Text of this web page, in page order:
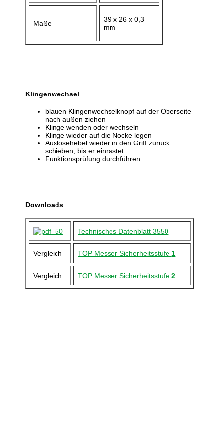
Maße
39 x 26 x 0,3
mm
Klingenwechsel
blauen Klingenwechselknopf auf der Oberseite
nach außen ziehen
Klinge wenden oder wechseln
Klinge wieder auf die Nocke legen
Auslösehebel wieder in den Griff zurück
schieben, bis er einrastet
Funktionsprüfung durchführen
Downloads
Technisches Datenblatt 3550
Vergleich TOP Messer Sicherheitsstufe1
Vergleich TOP Messer Sicherheitsstufe2